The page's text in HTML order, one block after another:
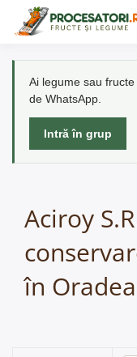
Ai legume sau
de WhatsApp.
Intră în grup
Aciroy
în Oradea